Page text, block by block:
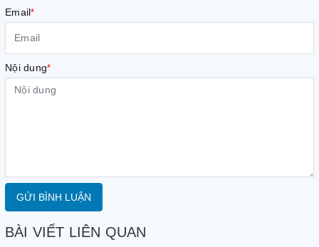
Email*
Nội dung*
GỬI BÌNH LUẬN
BÀI VIẾT LIÊN QUAN